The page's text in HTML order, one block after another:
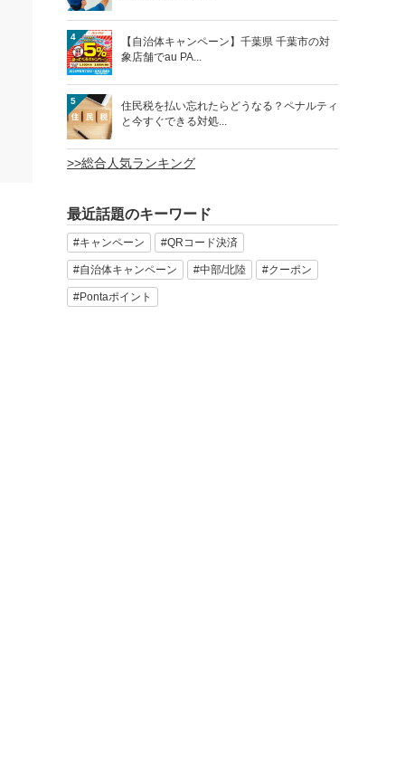
4
【自治体キャンペーン】千葉県 千葉市の対
象店舗でau PA...
5
住民税を払い忘れたらどうなる？ペナルティ
と今すぐできる対処...
>>総合人気ランキング
最近話題のキーワード
#キャンペーン #QRコード決済
#自治体キャンペーン #中部/北陸 #クーポン
#Pontaポイント